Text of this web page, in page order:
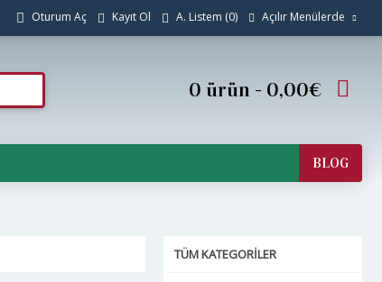
Oturum Aç Kayıt Ol A. Listem (0) Açılır Menülerde
0 ürün - 0,00€
BLOG
TÜM KATEGORILER